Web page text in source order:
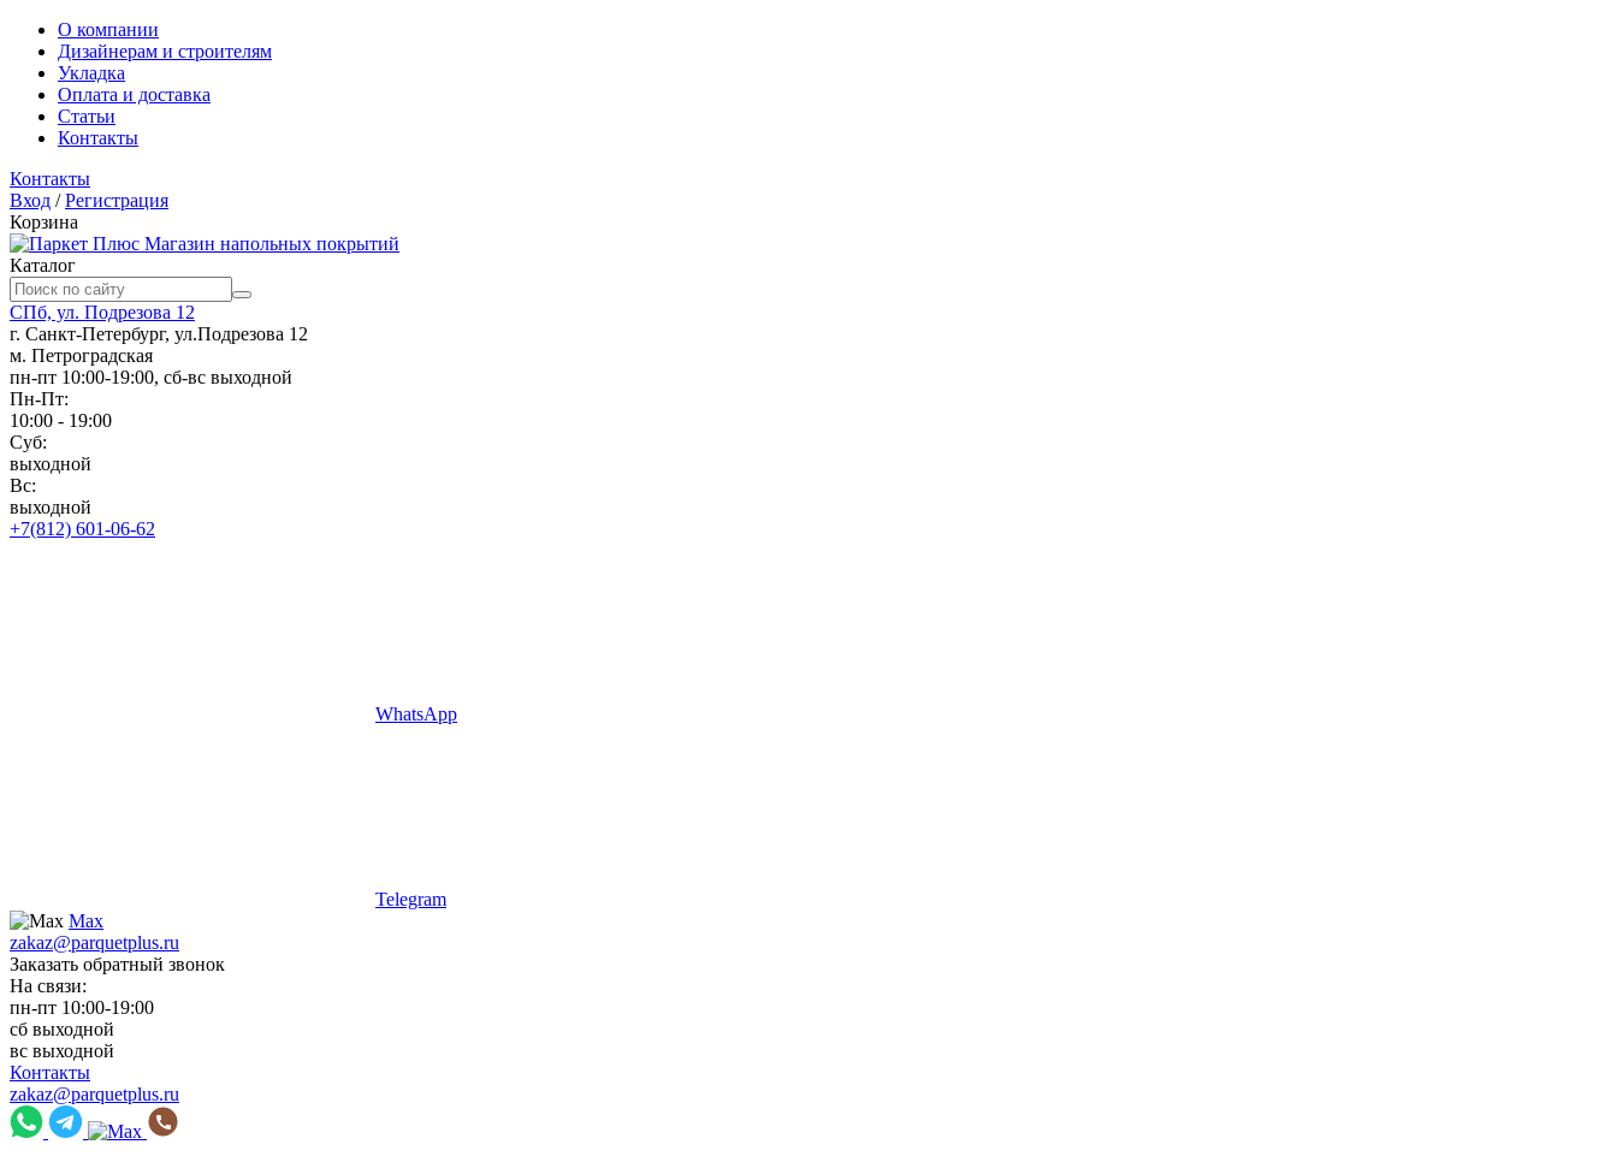
О компании
Дизайнерам и строителям
Укладка
Оплата и доставка
Статьи
Контакты
Контакты
Вход /Регистрация
Корзина
Магазин напольных покрытий
Каталог
СПб, ул. Подрезова 12
г. Санкт-Петербург, ул.Подрезова 12
м. Петроградская
пн-пт 10:00-19:00, сб-вс выходной
Пн-Пт:
10:00 - 19:00
Суб:
выходной
Вс:
выходной
+7(812) 601-06-62
WhatsApp
Telegram
Max
zakaz@parquetplus.ru
Заказать обратный звонок
На связи:
пн-пт 10:00-19:00
сб выходной
вс выходной
Контакты
zakaz@parquetplus.ru